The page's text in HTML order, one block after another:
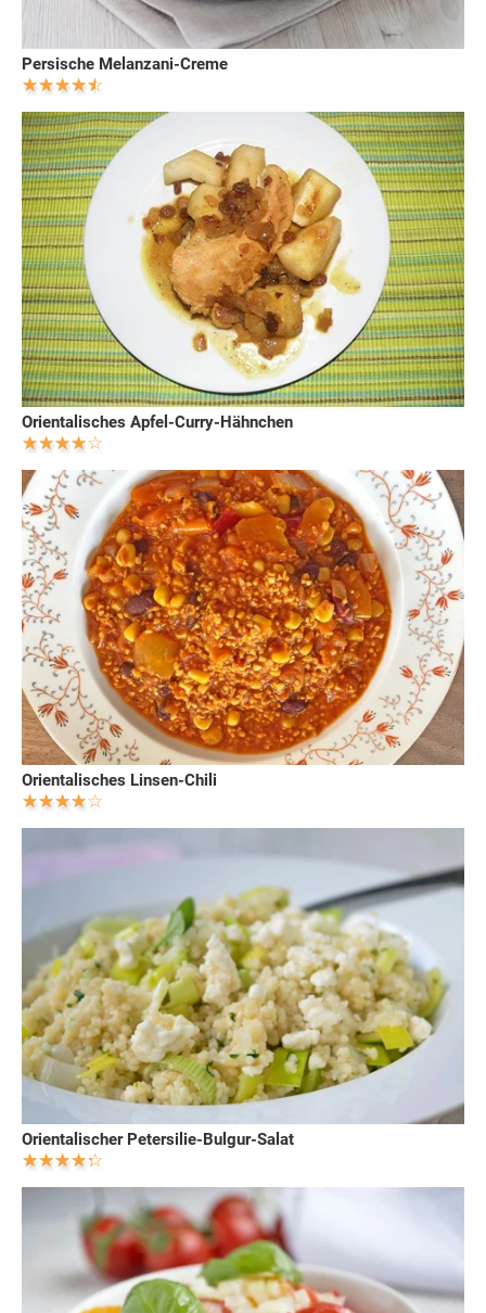
Persische Melanzani-Creme
Orientalisches Apfel-Curry-Hähnchen
Orientalisches Linsen-Chili
Orientalischer Petersilie-Bulgur-Salat